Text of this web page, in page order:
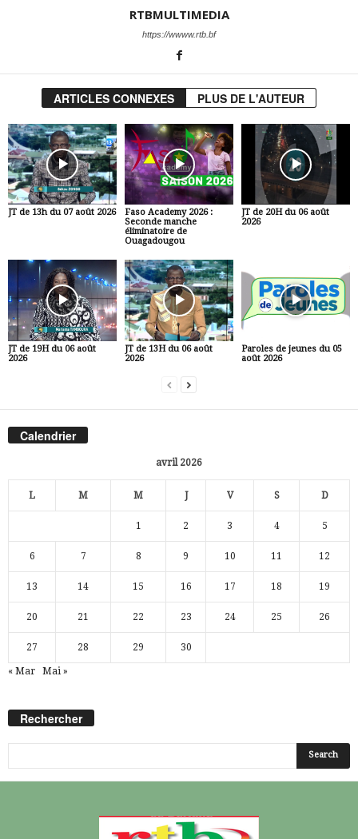
RTBMULTIMEDIA
https://wwww.rtb.bf
ARTICLES CONNEXES PLUS DE L'AUTEUR
JT de 13h du 07 août 2026
Faso Academy 2026 :
Seconde manche
éliminatoire de
Ouagadougou
JT de 20H du 06 août
2026
JT de 19H du 06 août
2026
JT de 13H du 06 août
2026
Paroles de jeunes du 05
août 2026
Calendrier
avril 2026
L M M J V S D
1 2 3 4 5
6 7 8 9 10 11 12
13 14 15 16 17 18 19
20 21 22 23 24 25 26
27 28 29 30
« Mar Mai »
Rechercher